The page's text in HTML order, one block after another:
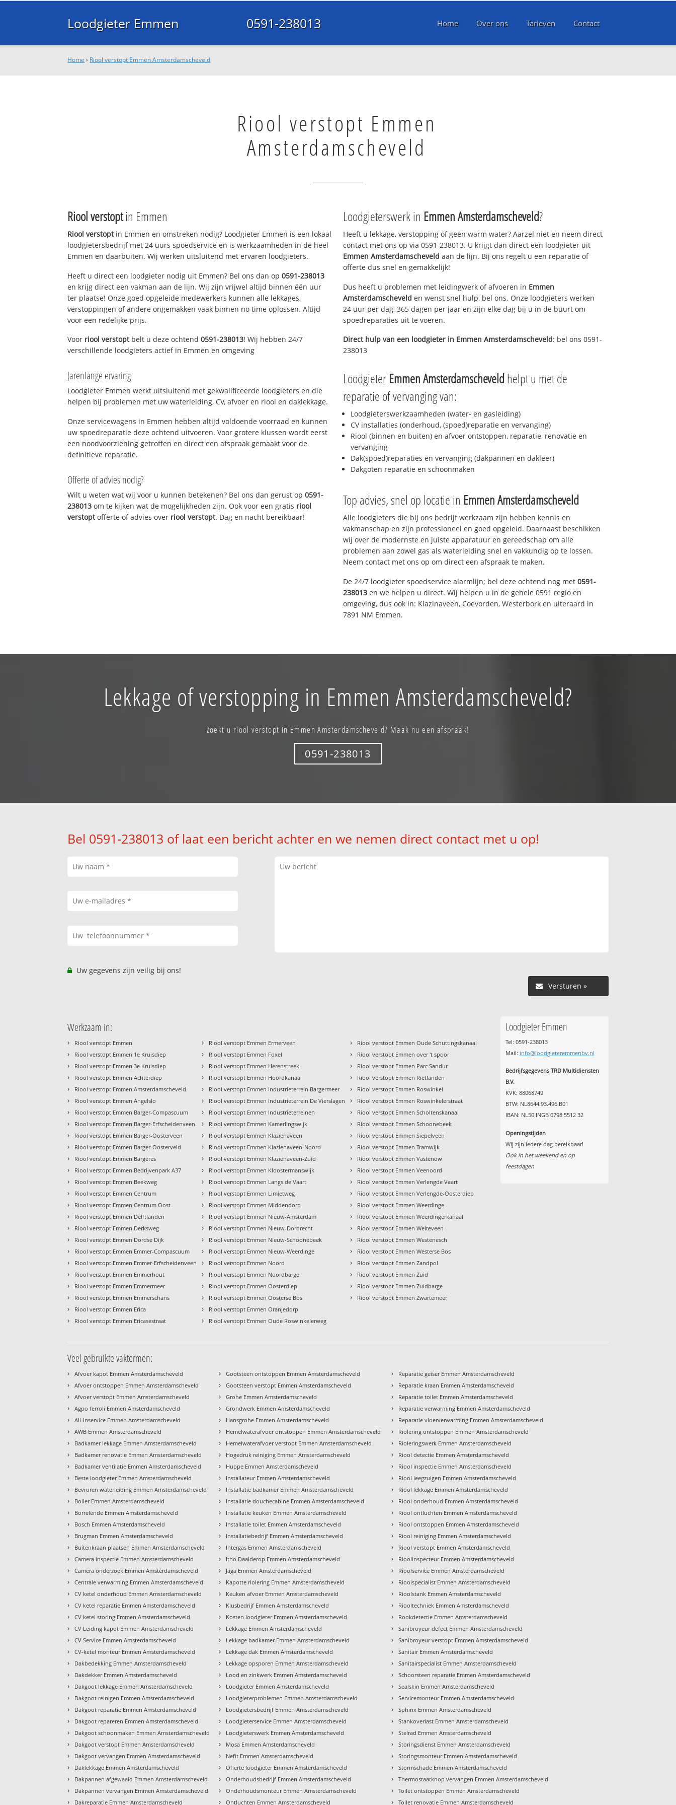
Loodgieter Emmen 0591-238013 Home Over ons Tarieven Contact
Home › Riool verstopt Emmen Amsterdamscheveld
Riool verstopt Emmen
Amsterdamscheveld
Riool verstoptin Emmen
Riool verstoptin Emmen en omstreken nodig? Loodgieter Emmen is een lokaal
loodgietersbedrijf met 24 uurs spoedservice en is werkzaamheden in de heel
Emmen en daarbuiten. Wij werken uitsluitend met ervaren loodgieters.
Heeft u direct een loodgieter nodig uit Emmen? Bel ons dan op0591-238013
en krijg direct een vakman aan de lijn. Wij zijn vrijwel altijd binnen één uur
ter plaatse! Onze goed opgeleide medewerkers kunnen alle lekkages,
verstoppingen of andere ongemakken vaak binnen no time oplossen. Altijd
voor een redelijke prijs.
Voor riool verstoptbelt u deze ochtend0591-238013! Wij hebben 24/7
verschillende loodgieters actief in Emmen en omgeving
Jarenlange ervaring
Loodgieter Emmen werkt uitsluitend met gekwalificeerde loodgieters en die
helpen bij problemen met uw waterleiding, CV, afvoer en riool en daklekkage.
Onze servicewagens in Emmen hebben altijd voldoende voorraad en kunnen
uw spoedreparatie deze ochtend uitvoeren. Voor grotere klussen wordt eerst
een noodvoorziening getroffen en direct een afspraak gemaakt voor de
definitieve reparatie.
Offerte of advies nodig?
Wilt u weten wat wij voor u kunnen betekenen? Bel ons dan gerust op0591-
238013 om te kijken wat de mogelijkheden zijn. Ook voor een gratis riool
verstoptofferte of advies over riool verstopt. Dag en nacht bereikbaar!
Loodgieterswerk in Emmen Amsterdamscheveld?
Heeft u lekkage, verstopping of geen warm water? Aarzel niet en neem direct
contact met ons op via 0591-238013. U krijgt dan direct een loodgieter uit
Emmen Amsterdamscheveld aan de lijn. Bij ons regelt u een reparatie of
offerte dus snel en gemakkelijk!
Dus heeft u problemen met leidingwerk of afvoeren in Emmen
Amsterdamscheveld en wenst snel hulp, bel ons. Onze loodgieters werken
24 uur per dag, 365 dagen per jaar en zijn elke dag bij u in de buurt om
spoedreparaties uit te voeren.
Direct hulp van een loodgieter in Emmen Amsterdamscheveld: bel ons 0591-
238013
Loodgieter Emmen Amsterdamscheveldhelpt u met de
reparatie of vervanging van:
Loodgieterswerkzaamheden (water- en gasleiding)
CV installaties (onderhoud, (spoed)reparatie en vervanging)
Riool (binnen en buiten) en afvoer ontstoppen, reparatie, renovatie en
vervanging
Dak(spoed)reparaties en vervanging (dakpannen en dakleer)
Dakgoten reparatie en schoonmaken
Top advies, snel op locatie in Emmen Amsterdamscheveld
Alle loodgieters die bij ons bedrijf werkzaam zijn hebben kennis en
vakmanschap en zijn professioneel en goed opgeleid. Daarnaast beschikken
wij over de modernste en juiste apparatuur en gereedschap om alle
problemen aan zowel gas als waterleiding snel en vakkundig op te lossen.
Neem contact met ons op om direct een afspraak te maken.
De 24/7 loodgieter spoedservice alarmlijn; bel deze ochtend nog met 0591-
238013 en we helpen u direct. Wij helpen u in de gehele 0591 regio en
omgeving, dus ook in: Klazinaveen, Coevorden, Westerbork en uiteraard in
7891 NM Emmen.
Lekkage of verstopping in Emmen Amsterdamscheveld?
Zoekt u riool verstopt in Emmen Amsterdamscheveld? Maak nu een afspraak!
0591-238013
Bel 0591-238013 of laat een bericht achter en we nemen direct contact met u op!
Uw gegevens zijn veilig bij ons!
Versturen »
Werkzaam in:
› Riool verstopt Emmen
› Riool verstopt Emmen 1e Kruisdiep
› Riool verstopt Emmen 3e Kruisdiep
› Riool verstopt Emmen Achterdiep
› Riool verstopt Emmen Amsterdamscheveld
› Riool verstopt Emmen Angelslo
› Riool verstopt Emmen Barger-Compascuum
› Riool verstopt Emmen Barger-Erfscheidenveen
› Riool verstopt Emmen Barger-Oosterveen
› Riool verstopt Emmen Barger-Oosterveld
› Riool verstopt Emmen Bargeres
› Riool verstopt Emmen Bedrijvenpark A37
› Riool verstopt Emmen Beekweg
› Riool verstopt Emmen Centrum
› Riool verstopt Emmen Centrum Oost
› Riool verstopt Emmen Delftlanden
› Riool verstopt Emmen Derksweg
› Riool verstopt Emmen Dordse Dijk
› Riool verstopt Emmen Emmer-Compascuum
› Riool verstopt Emmen Emmer-Erfscheidenveen
› Riool verstopt Emmen Emmerhout
› Riool verstopt Emmen Emmermeer
› Riool verstopt Emmen Emmerschans
› Riool verstopt Emmen Erica
› Riool verstopt Emmen Ericasestraat
› Riool verstopt Emmen Ermerveen
› Riool verstopt Emmen Foxel
› Riool verstopt Emmen Herenstreek
› Riool verstopt Emmen Hoofdkanaal
› Riool verstopt Emmen Industrieterrein Bargermeer
› Riool verstopt Emmen Industrieterrein De Vierslagen
› Riool verstopt Emmen Industrieterreinen
› Riool verstopt Emmen Kamerlingswijk
› Riool verstopt Emmen Klazienaveen
› Riool verstopt Emmen Klazienaveen-Noord
› Riool verstopt Emmen Klazienaveen-Zuid
› Riool verstopt Emmen Kloostermanswijk
› Riool verstopt Emmen Langs de Vaart
› Riool verstopt Emmen Limietweg
› Riool verstopt Emmen Middendorp
› Riool verstopt Emmen Nieuw-Amsterdam
› Riool verstopt Emmen Nieuw-Dordrecht
› Riool verstopt Emmen Nieuw-Schoonebeek
› Riool verstopt Emmen Nieuw-Weerdinge
› Riool verstopt Emmen Noord
› Riool verstopt Emmen Noordbarge
› Riool verstopt Emmen Oosterdiep
› Riool verstopt Emmen Oosterse Bos
› Riool verstopt Emmen Oranjedorp
› Riool verstopt Emmen Oude Roswinkelerweg
› Riool verstopt Emmen Oude Schuttingskanaal
› Riool verstopt Emmen over 't spoor
› Riool verstopt Emmen Parc Sandur
› Riool verstopt Emmen Rietlanden
› Riool verstopt Emmen Roswinkel
› Riool verstopt Emmen Roswinkelerstraat
› Riool verstopt Emmen Scholtenskanaal
› Riool verstopt Emmen Schoonebeek
› Riool verstopt Emmen Siepelveen
› Riool verstopt Emmen Tramwijk
› Riool verstopt Emmen Vastenow
› Riool verstopt Emmen Veenoord
› Riool verstopt Emmen Verlengde Vaart
› Riool verstopt Emmen Verlengde-Oosterdiep
› Riool verstopt Emmen Weerdinge
› Riool verstopt Emmen Weerdingerkanaal
› Riool verstopt Emmen Weiteveen
› Riool verstopt Emmen Westenesch
› Riool verstopt Emmen Westerse Bos
› Riool verstopt Emmen Zandpol
› Riool verstopt Emmen Zuid
› Riool verstopt Emmen Zuidbarge
› Riool verstopt Emmen Zwartemeer
Loodgieter Emmen
Tel: 0591-238013
Mail: info@loodgieteremmenbv.nl
Bedrijfsgegevens TRD Multidiensten
B.V.
KVK: 88068749
BTW: NL8644.93.496.B01
IBAN: NL50 INGB 0798 5512 32
Openingstijden
Wij zijn iedere dag bereikbaar!
Ook in het weekend en op
feestdagen
Veel gebruikte vaktermen:
› Afvoer kapot Emmen Amsterdamscheveld
› Afvoer ontstoppen Emmen Amsterdamscheveld
› Afvoer verstopt Emmen Amsterdamscheveld
› Agpo ferroli Emmen Amsterdamscheveld
› All-Inservice Emmen Amsterdamscheveld
› AWB Emmen Amsterdamscheveld
› Badkamer lekkage Emmen Amsterdamscheveld
› Badkamer renovatie Emmen Amsterdamscheveld
› Badkamer ventilatie Emmen Amsterdamscheveld
› Beste loodgieter Emmen Amsterdamscheveld
› Bevroren waterleiding Emmen Amsterdamscheveld
› Boiler Emmen Amsterdamscheveld
› Borrelende Emmen Amsterdamscheveld
› Bosch Emmen Amsterdamscheveld
› Brugman Emmen Amsterdamscheveld
› Buitenkraan plaatsen Emmen Amsterdamscheveld
› Camera inspectie Emmen Amsterdamscheveld
› Camera onderzoek Emmen Amsterdamscheveld
› Centrale verwarming Emmen Amsterdamscheveld
› CV ketel onderhoud Emmen Amsterdamscheveld
› CV ketel reparatie Emmen Amsterdamscheveld
› CV ketel storing Emmen Amsterdamscheveld
› CV Leiding kapot Emmen Amsterdamscheveld
› CV Service Emmen Amsterdamscheveld
› CV-ketel monteur Emmen Amsterdamscheveld
› Dakbedekking Emmen Amsterdamscheveld
› Dakdekker Emmen Amsterdamscheveld
› Dakgoot lekkage Emmen Amsterdamscheveld
› Dakgoot reinigen Emmen Amsterdamscheveld
› Dakgoot reparatie Emmen Amsterdamscheveld
› Dakgoot repareren Emmen Amsterdamscheveld
› Dakgoot schoonmaken Emmen Amsterdamscheveld
› Dakgoot verstopt Emmen Amsterdamscheveld
› Dakgoot vervangen Emmen Amsterdamscheveld
› Daklekkage Emmen Amsterdamscheveld
› Dakpannen afgewaaid Emmen Amsterdamscheveld
› Dakpannen vervangen Emmen Amsterdamscheveld
› Dakreparatie Emmen Amsterdamscheveld
› Gootsteen ontstoppen Emmen Amsterdamscheveld
› Gootsteen verstopt Emmen Amsterdamscheveld
› Grohe Emmen Amsterdamscheveld
› Grondwerk Emmen Amsterdamscheveld
› Hansgrohe Emmen Amsterdamscheveld
› Hemelwaterafvoer ontstoppen Emmen Amsterdamscheveld
› Hemelwaterafvoer verstopt Emmen Amsterdamscheveld
› Hogedruk reiniging Emmen Amsterdamscheveld
› Huppe Emmen Amsterdamscheveld
› Installateur Emmen Amsterdamscheveld
› Installatie badkamer Emmen Amsterdamscheveld
› Installatie douchecabine Emmen Amsterdamscheveld
› Installatie keuken Emmen Amsterdamscheveld
› Installatie toilet Emmen Amsterdamscheveld
› Installatiebedrijf Emmen Amsterdamscheveld
› Intergas Emmen Amsterdamscheveld
› Itho Daalderop Emmen Amsterdamscheveld
› Jaga Emmen Amsterdamscheveld
› Kapotte riolering Emmen Amsterdamscheveld
› Keuken afvoer Emmen Amsterdamscheveld
› Klusbedrijf Emmen Amsterdamscheveld
› Kosten loodgieter Emmen Amsterdamscheveld
› Lekkage Emmen Amsterdamscheveld
› Lekkage badkamer Emmen Amsterdamscheveld
› Lekkage dak Emmen Amsterdamscheveld
› Lekkage opsporen Emmen Amsterdamscheveld
› Lood en zinkwerk Emmen Amsterdamscheveld
› Loodgieter Emmen Amsterdamscheveld
› Loodgieterproblemen Emmen Amsterdamscheveld
› Loodgietersbedrijf Emmen Amsterdamscheveld
› Loodgieterservice Emmen Amsterdamscheveld
› Loodgieterswerk Emmen Amsterdamscheveld
› Mosa Emmen Amsterdamscheveld
› Nefit Emmen Amsterdamscheveld
› Offerte loodgieter Emmen Amsterdamscheveld
› Onderhoudsbedrijf Emmen Amsterdamscheveld
› Onderhoudsmonteur Emmen Amsterdamscheveld
› Ontluchten Emmen Amsterdamscheveld
› Reparatie geiser Emmen Amsterdamscheveld
› Reparatie kraan Emmen Amsterdamscheveld
› Reparatie toilet Emmen Amsterdamscheveld
› Reparatie verwarming Emmen Amsterdamscheveld
› Reparatie vloerverwarming Emmen Amsterdamscheveld
› Riolering ontstoppen Emmen Amsterdamscheveld
› Rioleringswerk Emmen Amsterdamscheveld
› Riool detectie Emmen Amsterdamscheveld
› Riool inspectie Emmen Amsterdamscheveld
› Riool leegzuigen Emmen Amsterdamscheveld
› Riool lekkage Emmen Amsterdamscheveld
› Riool onderhoud Emmen Amsterdamscheveld
› Riool ontluchten Emmen Amsterdamscheveld
› Riool ontstoppen Emmen Amsterdamscheveld
› Riool reiniging Emmen Amsterdamscheveld
› Riool verstopt Emmen Amsterdamscheveld
› Rioolinspecteur Emmen Amsterdamscheveld
› Rioolservice Emmen Amsterdamscheveld
› Rioolspecialist Emmen Amsterdamscheveld
› Rioolstank Emmen Amsterdamscheveld
› Riooltechniek Emmen Amsterdamscheveld
› Rookdetectie Emmen Amsterdamscheveld
› Sanibroyeur defect Emmen Amsterdamscheveld
› Sanibroyeur verstopt Emmen Amsterdamscheveld
› Sanitair Emmen Amsterdamscheveld
› Sanitairspecialist Emmen Amsterdamscheveld
› Schoorsteen reparatie Emmen Amsterdamscheveld
› Sealskin Emmen Amsterdamscheveld
› Servicemonteur Emmen Amsterdamscheveld
› Sphinx Emmen Amsterdamscheveld
› Stankoverlast Emmen Amsterdamscheveld
› Stelrad Emmen Amsterdamscheveld
› Storingsdienst Emmen Amsterdamscheveld
› Storingsmonteur Emmen Amsterdamscheveld
› Stormschade Emmen Amsterdamscheveld
› Thermostaatknop vervangen Emmen Amsterdamscheveld
› Toilet ontstoppen Emmen Amsterdamscheveld
› Toilet renovatie Emmen Amsterdamscheveld